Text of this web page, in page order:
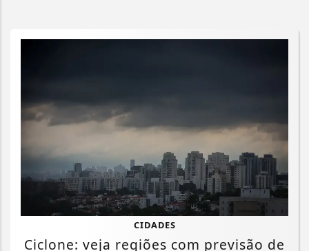
CIDADES
Ciclone: veja regiões com previsão de